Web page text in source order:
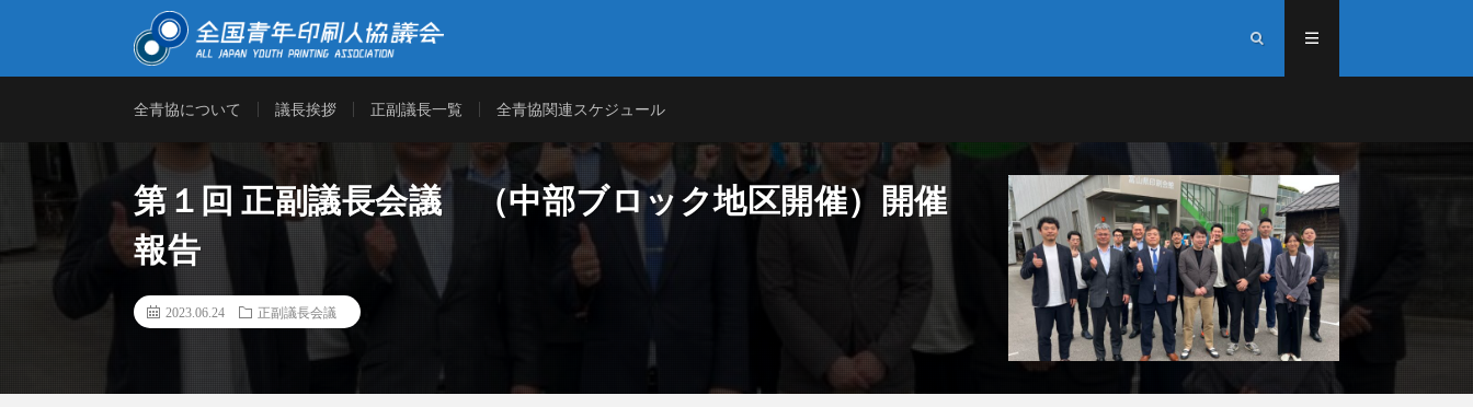
「全青協」は、次代の印刷業界を担う青年印刷人の育成を目的に、各都道府県印刷工業組合より選出された青年印刷人を議員とし、研鑽
と情報交換を行う場として設けられております。印刷産業の未来を担う青年印刷人が、印刷産業の未来を考え、それに必要な取り組みを
考えて実行し成果をあげつつ、連帯をはかります。
全青協について 議長挨拶 正副議長一覧 全青協関連スケジュール
第１回 正副議長会議 （中部ブロック地区開催）開催
報告
2023.06.24 正副議長会議